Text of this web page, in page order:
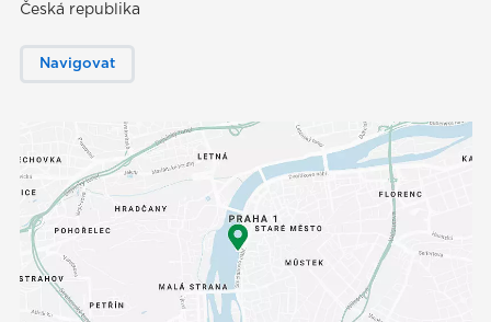
Česká republika
Navigovat